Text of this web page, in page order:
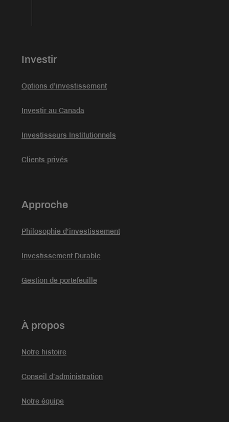
Investir
Options d’investissement
Investir au Canada
Investisseurs Institutionnels
Clients privés
Approche
Philosophie d’investissement
Investissement Durable
Gestion de portefeuille
À propos
Notre histoire
Conseil d’administration
Notre équipe